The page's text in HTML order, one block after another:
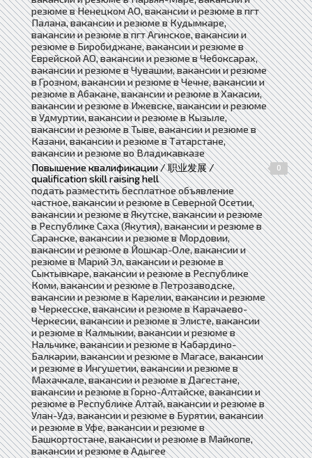
резюме в Ненецком АО, вакансии и резюме в пгт
Палана, вакансии и резюме в Кудымкаре,
вакансии и резюме в пгт Агинское, вакансии и
резюме в Биробиджане, вакансии и резюме в
Еврейской АО, вакансии и резюме в Чебоксарах,
вакансии и резюме в Чувашии, вакансии и резюме
в Грозном, вакансии и резюме в Чечне, вакансии и
резюме в Абакане, вакансии и резюме в Хакасии,
вакансии и резюме в Ижевске, вакансии и резюме
в Удмуртии, вакансии и резюме в Кызыле,
вакансии и резюме в Тыве, вакансии и резюме в
Казани, вакансии и резюме в Татарстане,
вакансии и резюме во Владикавказе
Повышение квалификации / 职业发展 /
qualification skill raising hell
0
подать разместить бесплатное объявление
частное, вакансии и резюме в Северной Осетии,
вакансии и резюме в Якутске, вакансии и резюме
в Республике Саха (Якутия), вакансии и резюме в
Саранске, вакансии и резюме в Мордовии,
вакансии и резюме в Йошкар-Оле, вакансии и
резюме в Марий Эл, вакансии и резюме в
Сыктывкаре, вакансии и резюме в Республике
Коми, вакансии и резюме в Петрозаводске,
вакансии и резюме в Карелии, вакансии и резюме
в Черкесске, вакансии и резюме в Карачаево-
Черкесии, вакансии и резюме в Элисте, вакансии
и резюме в Калмыкии, вакансии и резюме в
Нальчике, вакансии и резюме в Кабардино-
Балкарии, вакансии и резюме в Магасе, вакансии
и резюме в Ингушетии, вакансии и резюме в
Махачкале, вакансии и резюме в Дагестане,
вакансии и резюме в Горно-Алтайске, вакансии и
резюме в Республике Алтай, вакансии и резюме в
Улан-Удэ, вакансии и резюме в Бурятии, вакансии
и резюме в Уфе, вакансии и резюме в
Башкортостане, вакансии и резюме в Майкопе,
вакансии и резюме в Адыгее